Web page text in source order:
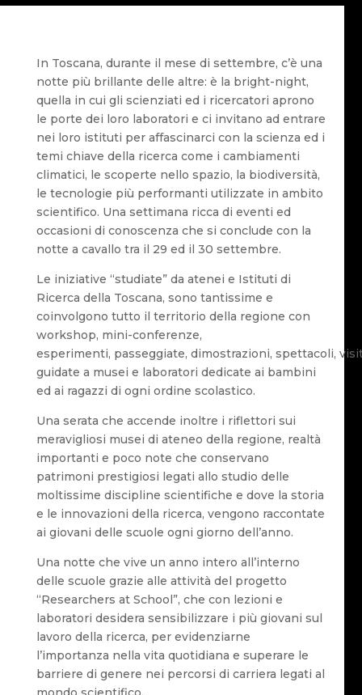
In Toscana, durante il mese di settembre, c’è una
notte più brillante delle altre: è la bright-night,
quella in cui gli scienziati ed i ricercatori aprono
le porte dei loro laboratori e ci invitano ad entrare
nei loro istituti per affascinarci con la scienza ed i
temi chiave della ricerca come i cambiamenti
climatici, le scoperte nello spazio, la biodiversità,
le tecnologie più performanti utilizzate in ambito
scientifico. Una settimana ricca di eventi ed
occasioni di conoscenza che si conclude con la
notte a cavallo tra il 29 ed il 30 settembre.
Le iniziative “studiate” da atenei e Istituti di
Ricerca della Toscana, sono tantissime e
coinvolgono tutto il territorio della regione con
workshop, mini-conferenze,
esperimenti, passeggiate, dimostrazioni, spettacoli,
guidate a musei e laboratori dedicate ai bambini
ed ai ragazzi di ogni ordine scolastico.
Una serata che accende inoltre i riflettori sui
meravigliosi musei di ateneo della regione, realtà
importanti e poco note che conservano
patrimoni prestigiosi legati allo studio delle
moltissime discipline scientifiche e dove la storia
e le innovazioni della ricerca, vengono raccontate
ai giovani delle scuole ogni giorno dell’anno.
Una notte che vive un anno intero all’interno
delle scuole grazie alle attività del progetto
“Researchers at School”, che con lezioni e
laboratori desidera sensibilizzare i più giovani sul
lavoro della ricerca, per evidenziarne
l’importanza nella vita quotidiana e superare le
barriere di genere nei percorsi di carriera legati al